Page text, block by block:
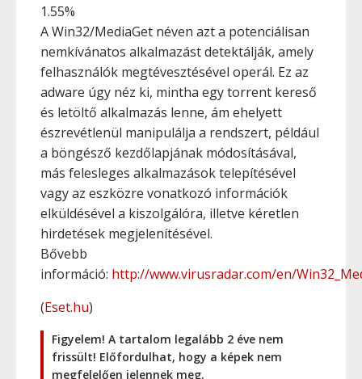
1.55%
A Win32/MediaGet néven azt a potenciálisan
nemkívánatos alkalmazást detektálják, amely
felhasználók megtévesztésével operál. Ez az
adware úgy néz ki, mintha egy torrent kereső
és letöltő alkalmazás lenne, ám ehelyett
észrevétlenül manipulálja a rendszert, például
a böngésző kezdőlapjának módosításával,
más felesleges alkalmazások telepítésével
vagy az eszközre vonatkozó információk
elküldésével a kiszolgálóra, illetve kéretlen
hirdetések megjelenítésével.
Bővebb
információ: http://www.virusradar.com/en/
(Eset.hu)
Figyelem! A tartalom legalább 2 éve nem
frissült! Előfordulhat, hogy a képek nem
megfelelően jelennek meg.